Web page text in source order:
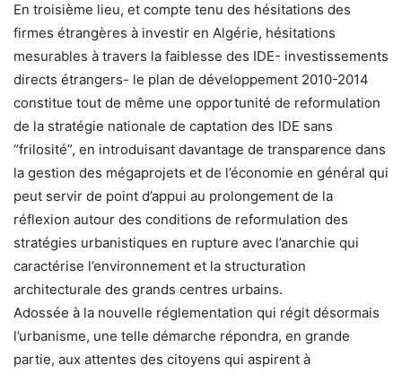
En troisième lieu, et compte tenu des hésitations des
firmes étrangères à investir en Algérie, hésitations
mesurables à travers la faiblesse des IDE- investissements
directs étrangers- le plan de développement 2010-2014
constitue tout de même une opportunité de reformulation
de la stratégie nationale de captation des IDE sans
“frilosité”, en introduisant davantage de transparence dans
la gestion des mégaprojets et de l’économie en général qui
peut servir de point d’appui au prolongement de la
réflexion autour des conditions de reformulation des
stratégies urbanistiques en rupture avec l’anarchie qui
caractérise l’environnement et la structuration
architecturale des grands centres urbains.
Adossée à la nouvelle réglementation qui régit désormais
l’urbanisme, une telle démarche répondra, en grande
partie, aux attentes des citoyens qui aspirent à